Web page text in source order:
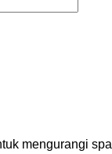
mengurangi